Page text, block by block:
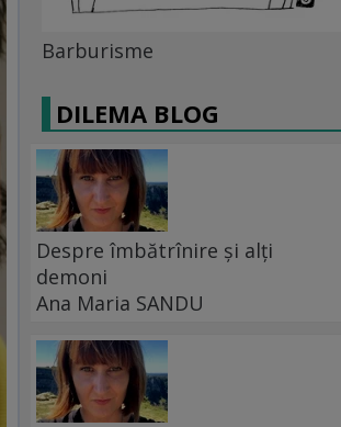
Barburisme
DILEMA BLOG
Despre îmbătrînire și alți
demoni
Ana Maria SANDU